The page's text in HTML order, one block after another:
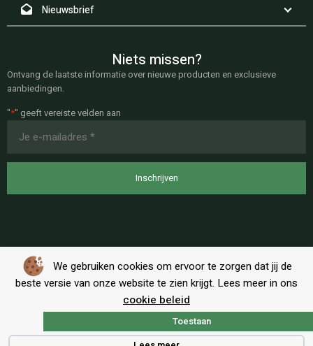
We gebruiken cookies om ervoor te zorgen dat jij de
beste versie van onze website te zien krijgt. Lees meer in ons
cookie beleid
Toestaan
Nieuwsbrief
Niets missen?
Ontvang de laatste informatie over nieuwe producten en exclusieve
aanbiedingen.
"*" geeft vereiste velden aan
mailadres
*